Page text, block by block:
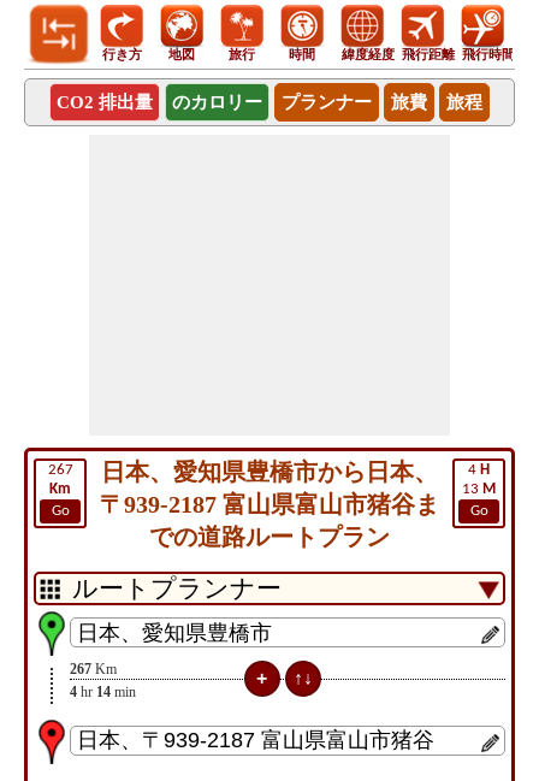
行き方 地図 旅行 時間 緯度経度 飛行距離 飛行時間
CO2 排出量 のカロリー プランナー 旅費 旅程
267
Km
Go
4 H
13 M
Go
日本、愛知県豊橋市から日本、
〒939-2187 富山県富山市猪谷ま
での道路ルートプラン
267 Km
4 hr 14 min